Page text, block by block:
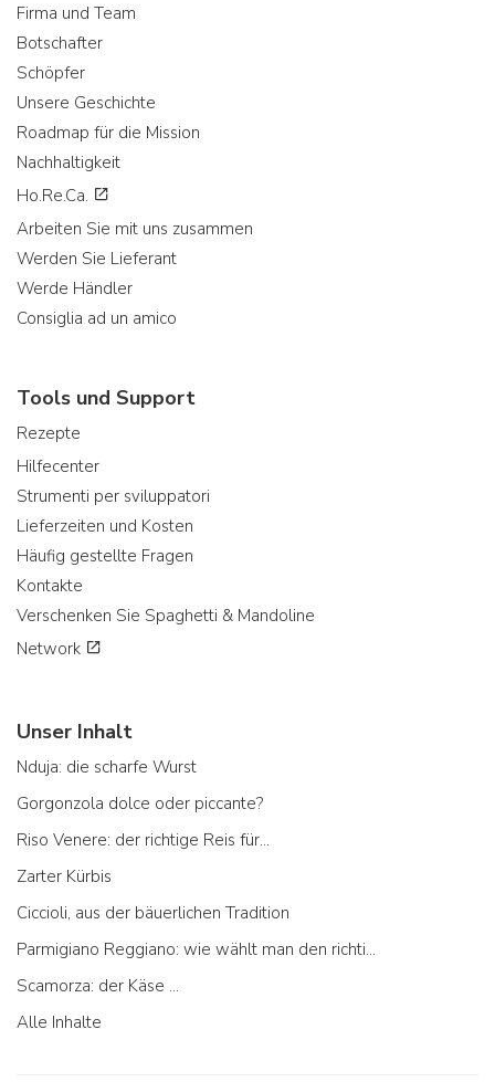
Firma und Team
Botschafter
Schöpfer
Unsere Geschichte
Roadmap für die Mission
Nachhaltigkeit
Ho.Re.Ca.
Arbeiten Sie mit uns zusammen
Werden Sie Lieferant
Werde Händler
Consiglia ad un amico
Tools und Support
Rezepte
Hilfecenter
Strumenti per sviluppatori
Lieferzeiten und Kosten
Häufig gestellte Fragen
Kontakte
Verschenken Sie Spaghetti & Mandoline
Network
Unser Inhalt
Nduja: die scharfe Wurst
Gorgonzola dolce oder piccante?
Riso Venere: der richtige Reis für...
Zarter Kürbis
Ciccioli, aus der bäuerlichen Tradition
Parmigiano Reggiano: wie wählt man den richtigen aus
Scamorza: der Käse ...
Alle Inhalte